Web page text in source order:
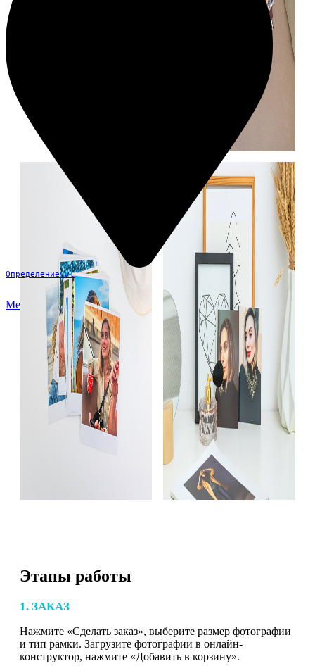
Определение...
Меню
Этапы работы
1. ЗАКАЗ
Нажмите «Сделать заказ», выберите размер фотографии
и тип рамки. Загрузите фотографии в онлайн-
конструктор, нажмите «Добавить в корзину».